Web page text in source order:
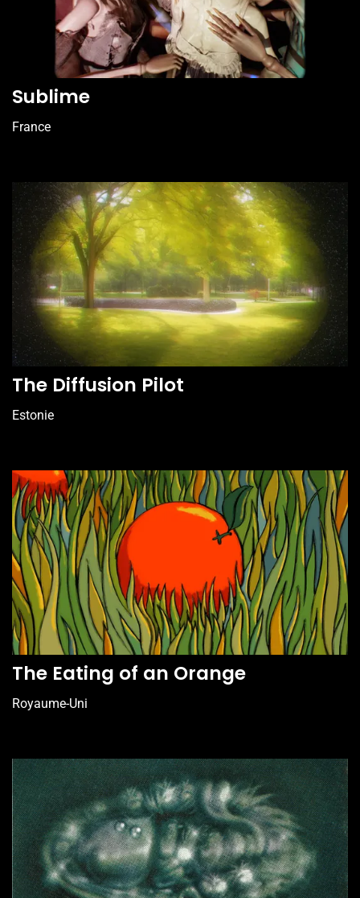
Sublime
France
The Diffusion Pilot
Estonie
The Eating of an Orange
Royaume-Uni